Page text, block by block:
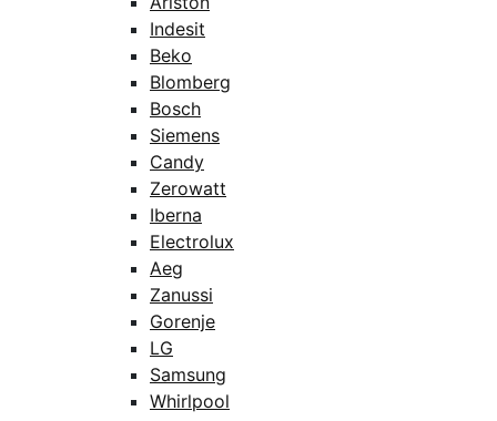
Indesit
Beko
Blomberg
Bosch
Siemens
Candy
Zerowatt
Iberna
Electrolux
Aeg
Zanussi
Gorenje
LG
Samsung
Whirlpool